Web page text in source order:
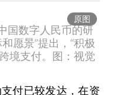
原图
国数字人民币的研
愿景”提出，“积极
境支付。图：视觉
付已较发达，在资